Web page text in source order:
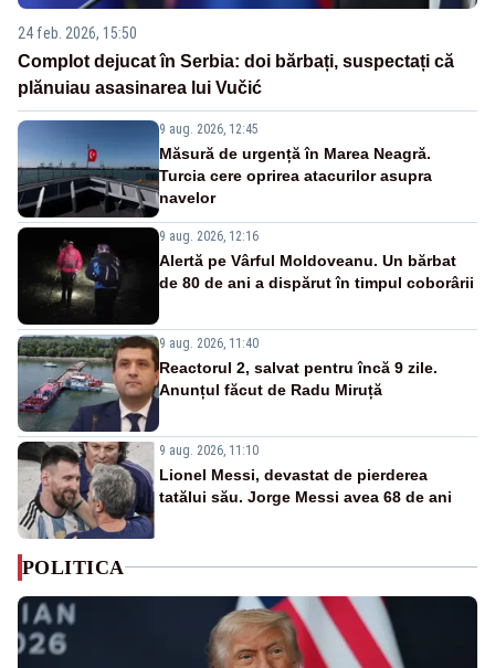
24 feb. 2026, 15:50
Complot dejucat în Serbia: doi bărbați, suspectați că
plănuiau asasinarea lui Vučić
9 aug. 2026, 12:45
Măsură de urgență în Marea Neagră.
Turcia cere oprirea atacurilor asupra
navelor
9 aug. 2026, 12:16
Alertă pe Vârful Moldoveanu. Un bărbat
de 80 de ani a dispărut în timpul coborârii
9 aug. 2026, 11:40
Reactorul 2, salvat pentru încă 9 zile.
Anunțul făcut de Radu Miruță
9 aug. 2026, 11:10
Lionel Messi, devastat de pierderea
tatălui său. Jorge Messi avea 68 de ani
POLITICA